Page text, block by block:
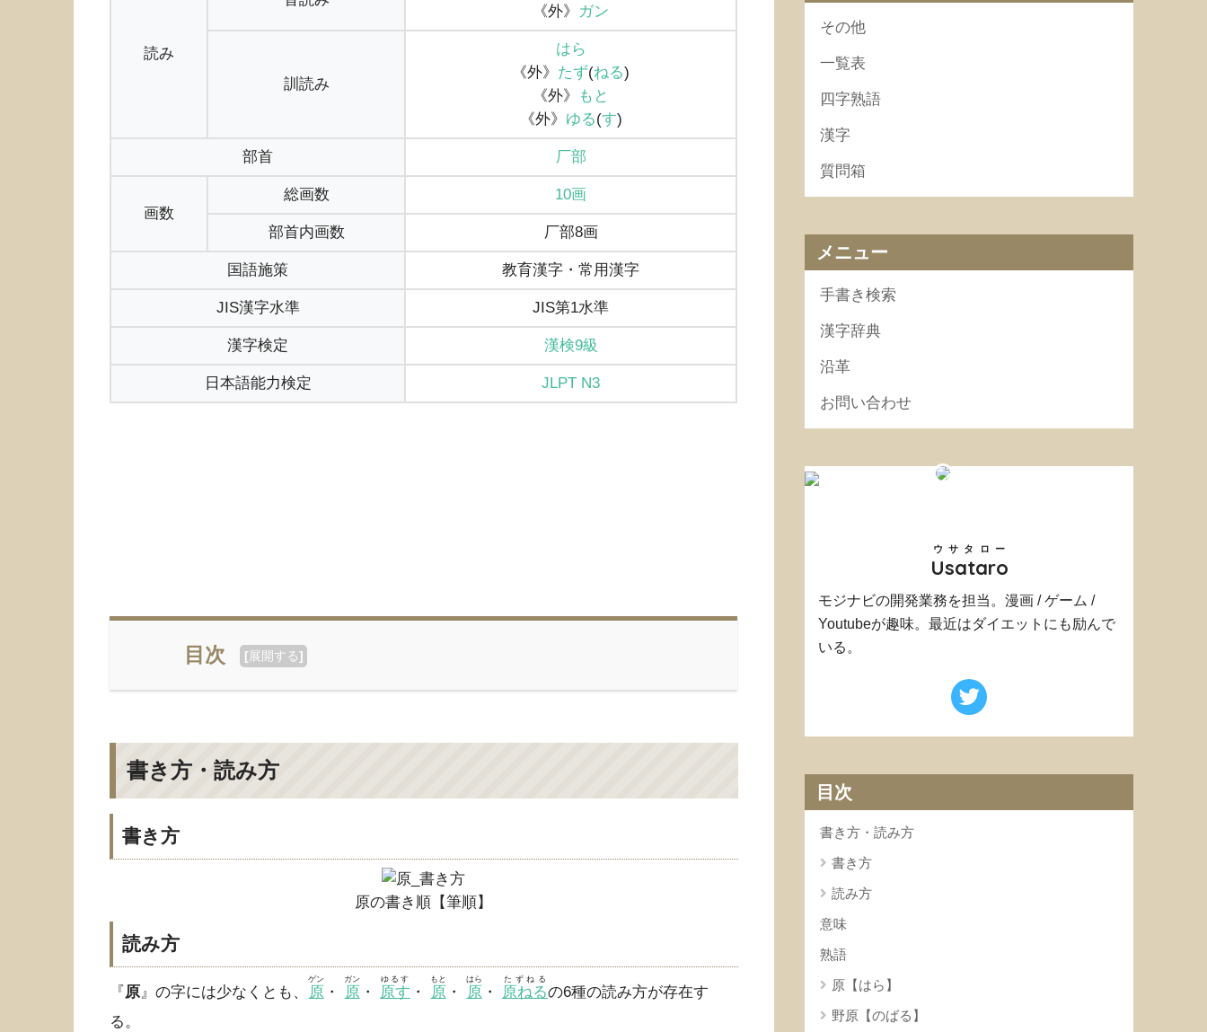
読み
《外》 ガン
訓読み
はら
《外》 たず(ねる)
《外》
もと
《外》 ゆる(す)
部首 厂部
画数
総画数 10画
部首内画数 厂部8画
国語施策 教育漢字・常用漢字
JIS漢字水準 JIS第1水準
漢字検定 漢検9級
日本語能力検定 JLPT N3
目次 [展開する]
書き方・読み方
書き方
原の書き順【筆順】
読み方
『原』の字には少なくとも、 原
ゲン
・ 原
ガン
・ 原す
ゆるす
・ 原
もと
・ 原
はら
・ 原ねる
たずねる
の6種の読み方が存在す
る。
その他
一覧表
四字熟語
漢字
質問箱
メニュー
手書き検索
漢字辞典
沿革
お問い合わせ
Usataro
ウサタロー
モジナビの開発業務を担当。漫画 / ゲーム /
Youtubeが趣味。最近はダイエットにも励んで
いる。
目次
書き方・読み方
書き方
読み方
意味
熟語
原【はら】
野原【のばる】